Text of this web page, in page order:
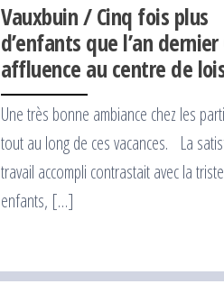
Vauxbuin / Cinq fois plus
d’enfants que l’an
affluence au centre de
Une très bonne ambiance chez les
tout au long de ces vacances. La
travail accompli contrastait avec la
enfants, […]